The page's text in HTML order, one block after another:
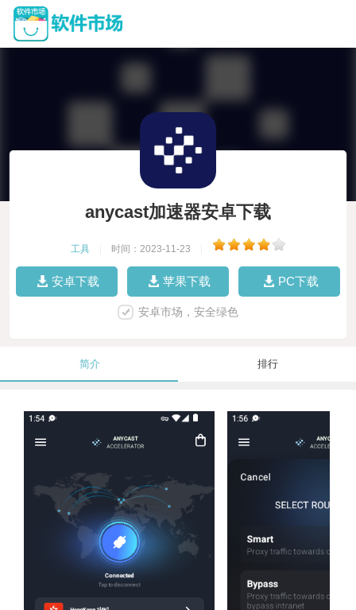
anycast加速器安卓下载
工具 时间：2023-11-23
安卓下载 苹果下载 PC下载
安卓市场，安全绿色
简介 排行